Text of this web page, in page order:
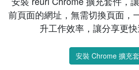
前頁面的網址，無需切換頁面，
升工作效率，讓分享更快
安裝 Chrome 擴充